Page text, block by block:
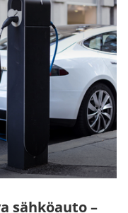
sähköauto –